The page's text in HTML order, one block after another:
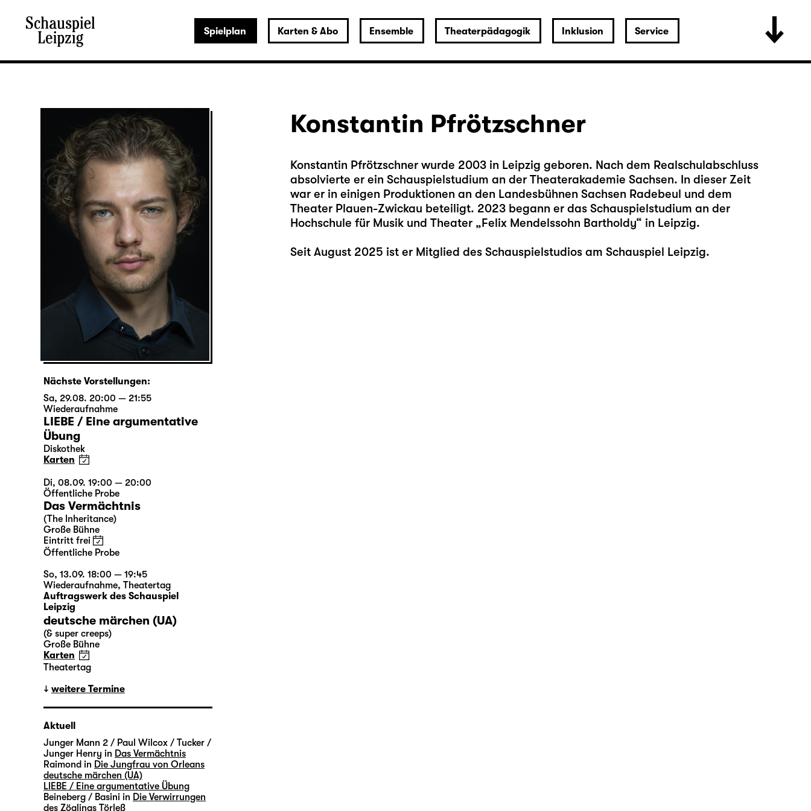
Spielplan Karten & Abo Ensemble Theaterpädagogik Inklusion Service
Konstantin Pfrötzschner
Konstantin Pfrötzschner wurde 2003 in Leipzig geboren. Nach dem Realschulabschluss
absolvierte er ein Schauspielstudium an der Theaterakademie Sachsen. In dieser Zeit
war er in einigen Produktionen an den Landesbühnen Sachsen Radebeul und dem
Theater Plauen-Zwickau beteiligt. 2023 begann er das Schauspielstudium an der
Hochschule für Musik und Theater „Felix Mendelssohn Bartholdy“ in Leipzig.
Seit August 2025 ist er Mitglied des Schauspielstudios am Schauspiel Leipzig.
Nächste Vorstellungen:
Sa, 29.08. 20:00 — 21:55
Wiederaufnahme
LIEBE / Eine argumentative
Übung
Diskothek
Karten
Di, 08.09. 19:00 — 20:00
Öffentliche Probe
Das Vermächtnis
(The Inheritance)
Große Bühne
Eintritt frei
Öffentliche Probe
So, 13.09. 18:00 — 19:45
Wiederaufnahme, Theatertag
Auftragswerk des Schauspiel
Leipzig
deutsche märchen (UA)
(& super creeps)
Große Bühne
Karten
Theatertag
weitere Termine
Aktuell
Junger Mann 2 / Paul Wilcox / Tucker /
Junger Henry in Das Vermächtnis
Raimond in Die Jungfrau von Orleans
deutsche märchen (UA)
LIEBE / Eine argumentative Übung
Beineberg / Basini in Die Verwirrungen
des Zöglings Törleß